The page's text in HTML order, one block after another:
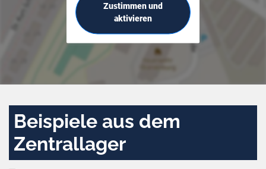
Zustimmen und
aktivieren
Beispiele aus dem
Zentrallager